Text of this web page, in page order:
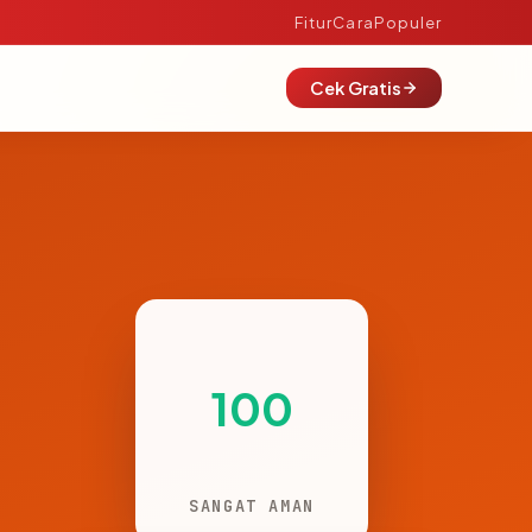
FiturCaraPopuler
Cek Gratis
100
SANGAT AMAN